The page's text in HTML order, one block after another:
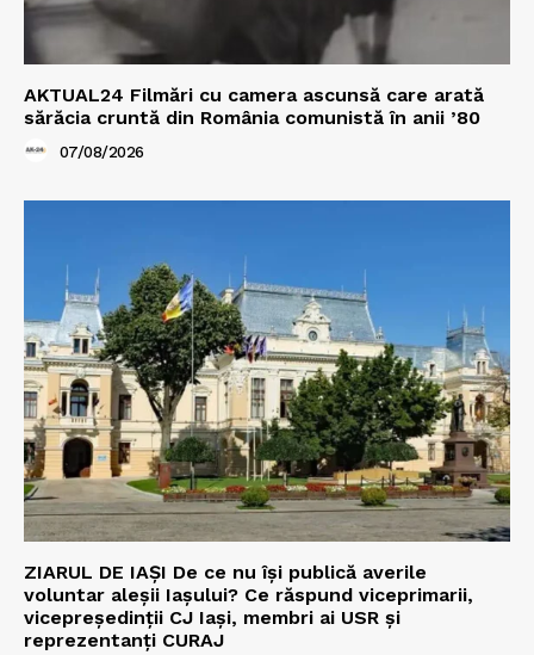
AKTUAL24 Filmări cu camera ascunsă care arată
sărăcia cruntă din România comunistă în anii ’80
07/08/2026
ZIARUL DE IAȘI De ce nu își publică averile
voluntar aleșii Iașului? Ce răspund viceprimarii,
vicepreședinții CJ Iași, membri ai USR și
reprezentanți CURAJ